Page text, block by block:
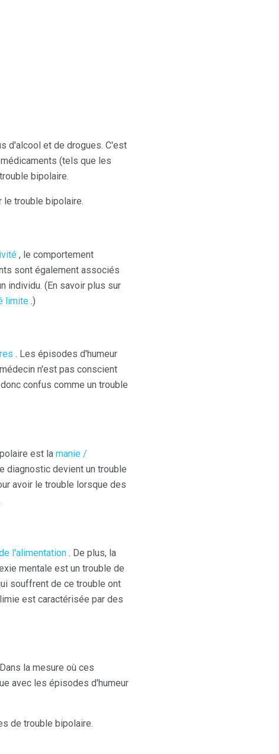
d'alcool et de drogues. C'est
(tels que les
bipolaire.
trouble bipolaire.
, le comportement
sont également associés
individu. (En savoir plus sur
limite .)
. Les épisodes d'humeur
n'est pas conscient
confus comme un trouble
est la manie /
diagnostic devient un trouble
avoir le trouble lorsque des
l'alimentation . De plus, la
mentale est un trouble de
souffrent de ce trouble ont
est caractérisée par des
la mesure où ces
avec les épisodes d'humeur
de trouble bipolaire.